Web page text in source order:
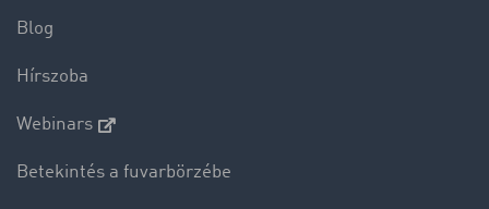
Blog
Hírszoba
Webinars
Betekintés a fuvarbörzébe